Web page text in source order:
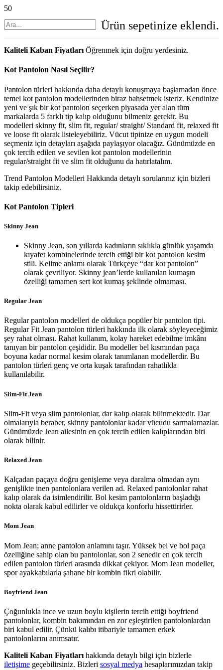
Ürün sepetinize eklendi.
Kaliteli Kaban Fiyatları Öğrenmek için doğru yerdesiniz.
Kot Pantolon Nasıl Seçilir?
Pantolon türleri hakkında daha detaylı konuşmaya başlamadan önce
temel kot pantolon modellerinden biraz bahsetmek isteriz. Kendinize
yeni ve şık bir kot pantolon seçerken piyasada yer alan tüm
markalarda 5 farklı tip kalıp olduğunu bilmeniz gerekir. Bu
modelleri skinny fit, slim fit, regular/ straight/ Standard fit, relaxed fit
ve loose fit olarak listeleyebiliriz. Vücut tipinize en uygun modeli
seçmeniz için detayları aşağıda paylaşıyor olacağız. Günümüzde en
çok tercih edilen ve sevilen kot pantolon modellerinin
regular/straight fit ve slim fit olduğunu da hatırlatalım.
Trend Pantolon Modelleri Hakkında detaylı sorularınız için bizleri
takip edebilirsiniz.
Kot Pantolon Tipleri
Skinny Jean
Skinny Jean, son yıllarda kadınların sıklıkla günlük yaşamda
kıyafet kombinelerinde tercih ettiği bir kot pantolon kesim
stili. Kelime anlamı olarak Türkçeye “dar kot pantolon”
olarak çevriliyor. Skinny jean’lerde kullanılan kumaşın
özelliği tamamen sert kot kumaş şeklinde olmaması.
Regular Jean
Regular pantolon modelleri de oldukça popüler bir pantolon tipi.
Regular Fit Jean pantolon türleri hakkında ilk olarak söyleyeceğimiz
şey rahat olması. Rahat kullanım, kolay hareket edebilme imkânı
tanıyan bir pantolon çeşididir. Bu modeller bel kısmından paça
boyuna kadar normal kesim olarak tanımlanan modellerdir. Bu
pantolon türleri genç ve orta kuşak tarafından rahatlıkla
kullanılabilir.
Slim-Fit Jean
Slim-Fit veya slim pantolonlar, dar kalıp olarak bilinmektedir. Dar
olmalarıyla beraber, skinny pantolonlar kadar vücudu sarmalamazlar.
Günümüzde Jean ailesinin en çok tercih edilen kalıplarından biri
olarak bilinir.
Relaxed Jean
Kalçadan paçaya doğru genişleme veya daralma olmadan aynı
genişlikte inen pantolonlara verilen ad. Relaxed pantolonlar rahat
kalıp olarak da isimlendirilir. Bol kesim pantolonların başladığı
nokta olarak kabul edilirler ve oldukça konforlu hissettirirler.
Mom Jean
Mom Jean; anne pantolon anlamını taşır. Yüksek bel ve bol paça
özelliğine sahip olan bu pantolonlar, son 2 senedir en çok tercih
edilen pantolon türleri arasında dikkat çekiyor. Mom Jean modeller,
spor ayakkabılarla şahane bir kombin fikri olabilir.
Boyfriend Jean
Çoğunlukla ince ve uzun boylu kişilerin tercih ettiği boyfriend
pantolonlar, kombin bakımından en zor eşleştirilen pantolonlardan
biri kabul edilir. Çünkü kalıbı itibariyle tamamen erkek
pantolonlarını anımsatır.
Kaliteli Kaban Fiyatları hakkında detaylı bilgi için bizlerle
iletişime geçebilirsiniz. Bizleri sosyal medya hesaplarımızdan takip